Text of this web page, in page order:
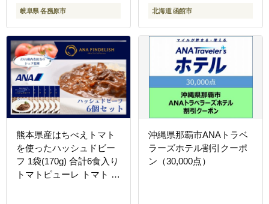
岐阜県 各務原市 北海道 函館市
熊本県産はちべえトマト
を使ったハッシュドビー
フ 1袋(170g) 合計6食入り
トマトピューレ トマト と
沖縄県那覇市ANAトラベ
ラーズホテル割引クーポ
ン（30,000点）